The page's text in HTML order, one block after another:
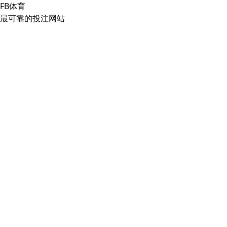
FB体育
最可靠的投注网站